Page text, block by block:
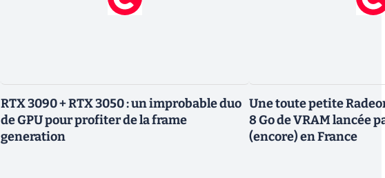
RTX 3090 + RTX 3050 : un improbable duo
de GPU pour profiter de la frame
generation
Une toute petite
8 Go de VRAM lancée
(encore) en France